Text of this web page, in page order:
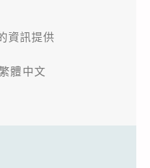
資訊提供
體中文